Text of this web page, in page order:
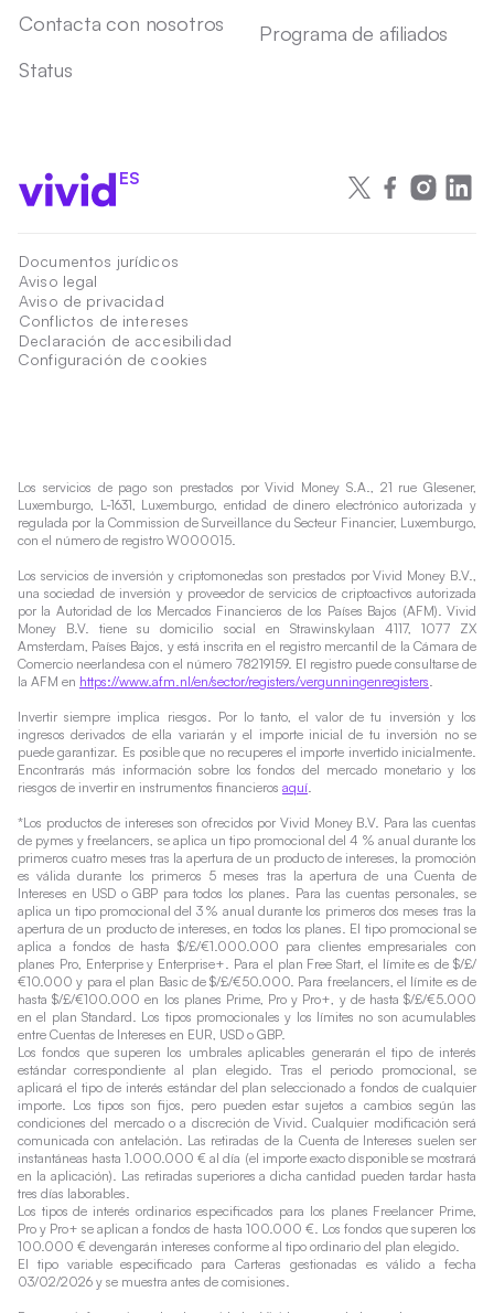
Contacta con nosotros
Status
Programa de afiliados
ES
Documentos jurídicos
Aviso legal
Aviso de privacidad
Conflictos de intereses
Declaración de accesibilidad
Configuración de cookies
Los servicios de pago son prestados por Vivid Money S.A., 21 rue Glesener,
Luxemburgo, L-1631, Luxemburgo, entidad de dinero electrónico autorizada y
regulada por la Commission de Surveillance du Secteur Financier, Luxemburgo,
con el número de registro W000015.
Los servicios de inversión y criptomonedas son prestados por Vivid Money B.V.,
una sociedad de inversión y proveedor de servicios de criptoactivos autorizada
por la Autoridad de los Mercados Financieros de los Países Bajos (AFM). Vivid
Money B.V. tiene su domicilio social en Strawinskylaan 4117, 1077 ZX
Amsterdam, Países Bajos, y está inscrita en el registro mercantil de la Cámara de
Comercio neerlandesa con el número 78219159. El registro puede consultarse de
la AFM en https://www.afm.nl/en/sector/registers/vergunningenregisters.
Invertir siempre implica riesgos. Por lo tanto, el valor de tu inversión y los
ingresos derivados de ella variarán y el importe inicial de tu inversión no se
puede garantizar. Es posible que no recuperes el importe invertido inicialmente.
Encontrarás más información sobre los fondos del mercado monetario y los
riesgos de invertir en instrumentos financieros aquí.
*Los productos de intereses son ofrecidos por Vivid Money B.V. Para las cuentas
de pymes y freelancers, se aplica un tipo promocional del 4 % anual durante los
primeros cuatro meses tras la apertura de un producto de intereses, la promoción
es válida durante los primeros 5 meses tras la apertura de una Cuenta de
Intereses en USD o GBP para todos los planes. Para las cuentas personales, se
aplica un tipo promocional del 3 % anual durante los primeros dos meses tras la
apertura de un producto de intereses, en todos los planes. El tipo promocional se
aplica a fondos de hasta $/£/€1.000.000 para clientes empresariales con
planes Pro, Enterprise y Enterprise+. Para el plan Free Start, el límite es de $/£/
€10.000 y para el plan Basic de $/£/€50.000. Para freelancers, el límite es de
hasta $/£/€100.000 en los planes Prime, Pro y Pro+, y de hasta $/£/€5.000
en el plan Standard. Los tipos promocionales y los límites no son acumulables
entre Cuentas de Intereses en EUR, USD o GBP.
Los fondos que superen los umbrales aplicables generarán el tipo de interés
estándar correspondiente al plan elegido. Tras el periodo promocional, se
aplicará el tipo de interés estándar del plan seleccionado a fondos de cualquier
importe. Los tipos son fijos, pero pueden estar sujetos a cambios según las
condiciones del mercado o a discreción de Vivid. Cualquier modificación será
comunicada con antelación. Las retiradas de la Cuenta de Intereses suelen ser
instantáneas hasta 1.000.000 € al día (el importe exacto disponible se mostrará
en la aplicación). Las retiradas superiores a dicha cantidad pueden tardar hasta
tres días laborables.
Los tipos de interés ordinarios especificados para los planes Freelancer Prime,
Pro y Pro+ se aplican a fondos de hasta 100.000 €. Los fondos que superen los
100.000 € devengarán intereses conforme al tipo ordinario del plan elegido.
El tipo variable especificado para Carteras gestionadas es válido a fecha
03/02/2026 y se muestra antes de comisiones.